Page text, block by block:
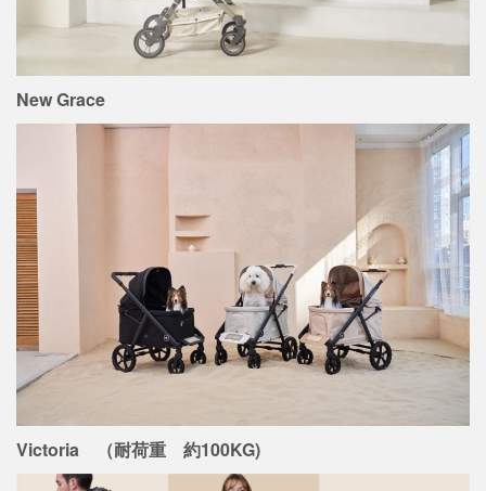
New Grace
Victoria （耐荷重 約100KG)